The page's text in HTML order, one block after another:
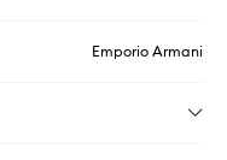
Emporio Armani